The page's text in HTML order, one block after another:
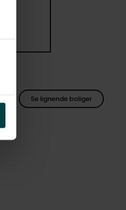
Se lignende boliger